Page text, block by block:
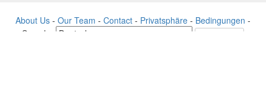
About Us - Our Team - Contact - Privatsphäre - Bedingungen -
Sprache